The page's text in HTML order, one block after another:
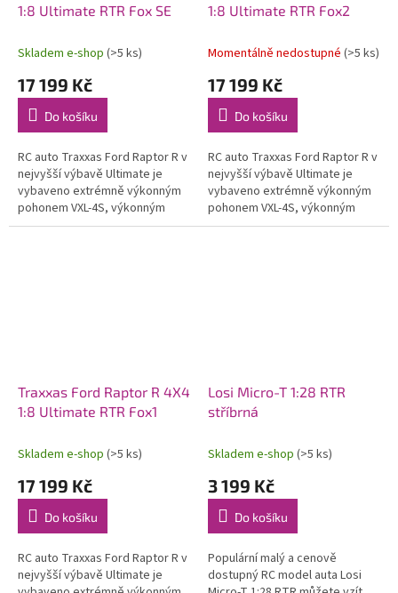
1:8 Ultimate RTR Fox SE
Skladem e-shop (>5 ks)
17 199 Kč
Do košíku
RC auto Traxxas Ford Raptor R v
nejvyšší výbavě Ultimate je
vybaveno extrémně výkonným
pohonem VXL-4S, výkonným
servem HV, instalovanou
1:8 Ultimate RTR Fox2
Momentálně nedostupné (>5 ks)
17 199 Kč
Do košíku
RC auto Traxxas Ford Raptor R v
nejvyšší výbavě Ultimate je
vybaveno extrémně výkonným
pohonem VXL-4S, výkonným
servem HV, instalovanou
Traxxas Ford Raptor R 4X4
1:8 Ultimate RTR Fox1
Skladem e-shop (>5 ks)
17 199 Kč
Do košíku
RC auto Traxxas Ford Raptor R v
nejvyšší výbavě Ultimate je
Losi Micro-T 1:28 RTR
stříbrná
Skladem e-shop (>5 ks)
3 199 Kč
Do košíku
Populární malý a cenově
dostupný RC model auta Losi